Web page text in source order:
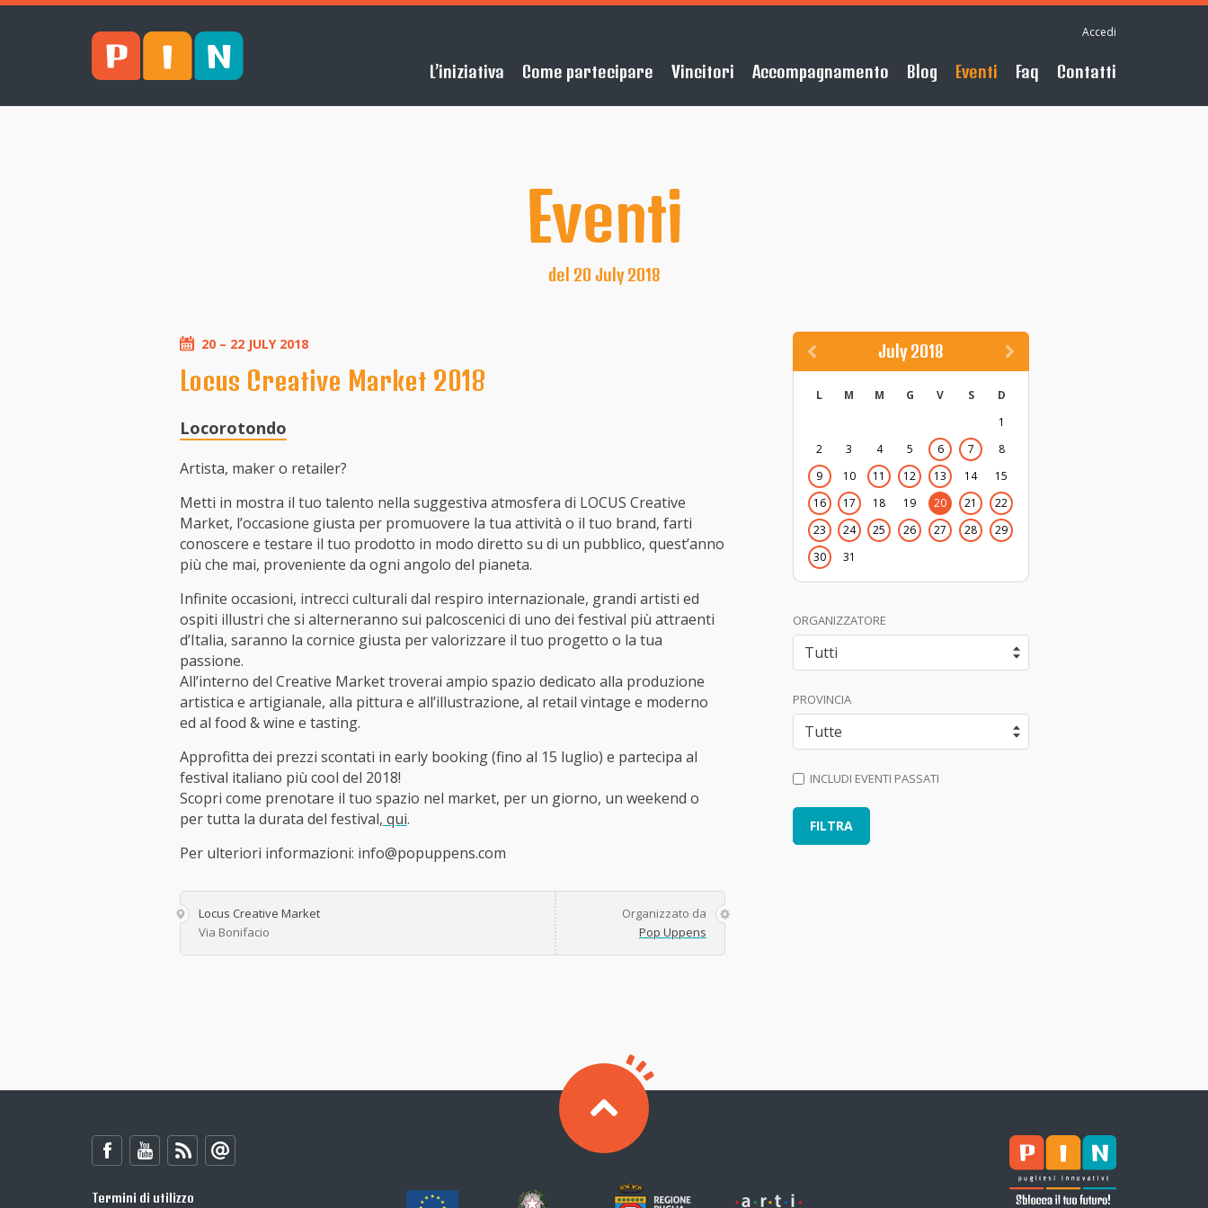
Accedi
L’iniziativa Come partecipare Vincitori Accompagnamento Blog Eventi Faq Contatti
Eventi
del 20 July 2018
20 – 22 JULY 2018
Locus Creative Market 2018
Locorotondo
Artista, maker o retailer?
Metti in mostra il tuo talento nella suggestiva atmosfera di LOCUS Creative
Market, l’occasione giusta per promuovere la tua attività o il tuo brand, farti
conoscere e testare il tuo prodotto in modo diretto su di un pubblico, quest’anno
più che mai, proveniente da ogni angolo del pianeta.
Infinite occasioni, intrecci culturali dal respiro internazionale, grandi artisti ed
ospiti illustri che si alterneranno sui palcoscenici di uno dei festival più attraenti
d’Italia, saranno la cornice giusta per valorizzare il tuo progetto o la tua
passione.
All’interno del Creative Market troverai ampio spazio dedicato alla produzione
artistica e artigianale, alla pittura e all’illustrazione, al retail vintage e moderno
ed al food & wine e tasting.
Approfitta dei prezzi scontati in early booking (fino al 15 luglio) e partecipa al
festival italiano più cool del 2018!
Scopri come prenotare il tuo spazio nel market, per un giorno, un weekend o
per tutta la durata del festival, qui.
Per ulteriori informazioni: info@popuppens.com
Locus Creative Market
Via Bonifacio
Organizzato da
Pop Uppens
July 2018
L M M G V S
D
1
2
3 4 5 6 7
8
9
10 11 12 13 14
15
16
17 18 19 20 21
22
23
24 25 26 27 28
29
30
31
ORGANIZZATORE
PROVINCIA
INCLUDI EVENTI PASSATI
Termini di utilizzo